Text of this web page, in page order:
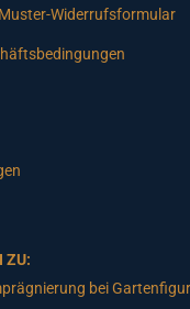
Widerrufsformular
ZU:
bei